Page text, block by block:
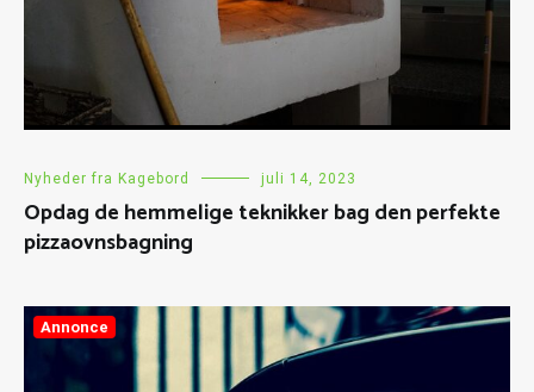
Nyheder fra Kagebord juli 14, 2023
Opdag de hemmelige teknikker bag den perfekte
pizzaovnsbagning
Annonce